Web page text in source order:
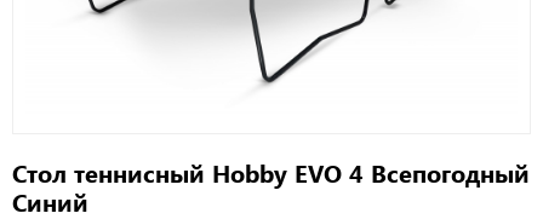
Стол теннисный Hobby EVO 4 Всепогодный
Синий